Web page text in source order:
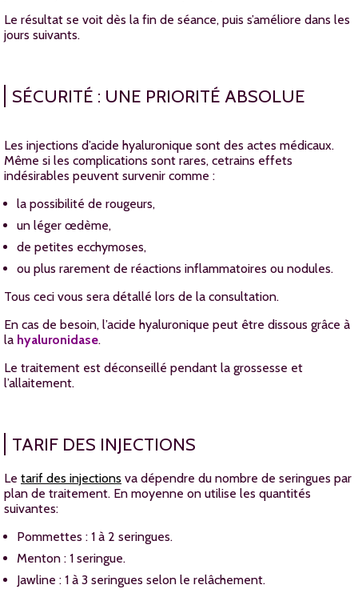
Le résultat se voit dès la fin de séance, puis s’améliore dans les
jours suivants.
SÉCURITÉ : UNE PRIORITÉ ABSOLUE
Les injections d’acide hyaluronique sont des actes médicaux.
Même si les complications sont rares, cetrains effets
indésirables peuvent survenir comme :
la possibilité de rougeurs,
un léger œdème,
de petites ecchymoses,
ou plus rarement de réactions inflammatoires ou nodules.
Tous ceci vous sera détallé lors de la consultation.
En cas de besoin, l’acide hyaluronique peut être dissous grâce à
la hyaluronidase.
Le traitement est déconseillé pendant la grossesse et
l’allaitement.
TARIF DES INJECTIONS
Le tarif des injections va dépendre du nombre de seringues par
plan de traitement. En moyenne on utilise les quantités
suivantes:
Pommettes : 1 à 2 seringues.
Menton : 1 seringue.
Jawline : 1 à 3 seringues selon le relâchement.